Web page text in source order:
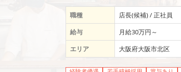
職種
店長(候補) / 正社員
給与
月給30万円～
エリア
大阪府大阪市北区